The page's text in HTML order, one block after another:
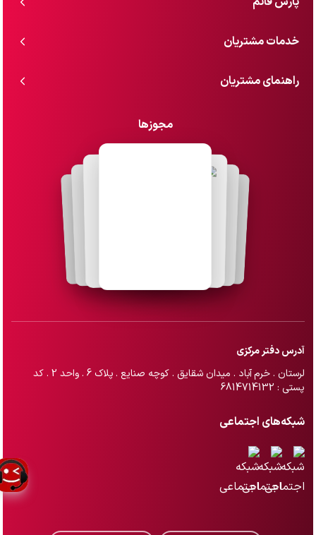
خدمات مشتریان
راهنمای مشتریان
مجوزها
آدرس دفتر مرکزی
لرستان . خرم آباد . میدان شقایق . کوچه صنایع . پلاک 6 . واحد 2 . کد
پستی : 6814714132
شبکه‌های اجتماعی